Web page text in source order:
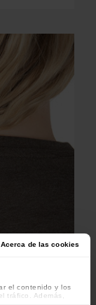
Acerca de las cookies
el contenido y los
tráfico. Además,